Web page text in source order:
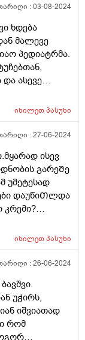
:03-08-2024
ხდება
მალევე
პედიატრმა.
ასევე
გაუვლის,
თუ აქვს
ვინმე
ან
მოვიქცე?
იხილეთპასუხი
:27-06-2024
ისევ
გარეᲨე
უმეტესად
დაუწიᲗლდა
იხილეთპასუხი
:26-06-2024
უჭირს,
იშვიათად
რომ